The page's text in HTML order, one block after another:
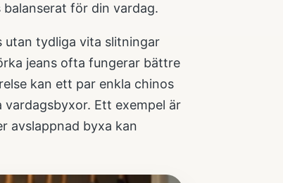
för din vardag.
utan tydliga vita slitningar
jeans ofta fungerar bättre
kan ett par enkla chinos
vardagsbyxor. Ett exempel är
avslappnad byxa kan